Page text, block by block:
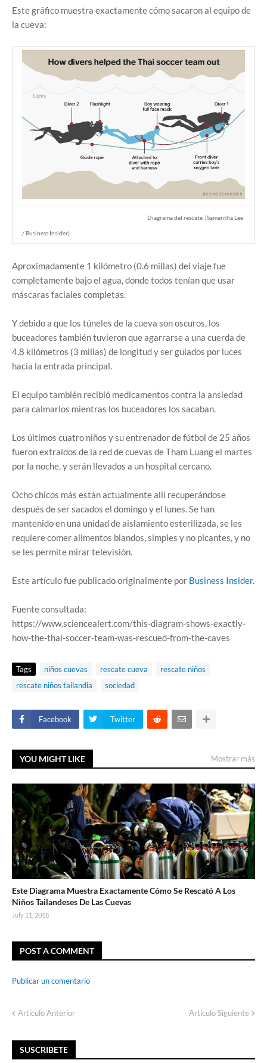
Este gráfico muestra exactamente cómo sacaron al equipo de
la cueva:
Diagrama del rescate (Samantha Lee
/ Business Insider)
Aproximadamente 1 kilómetro (0.6 millas) del viaje fue
completamente bajo el agua, donde todos tenían que usar
máscaras faciales completas.
Y debido a que los túneles de la cueva son oscuros, los
buceadores también tuvieron que agarrarse a una cuerda de
4,8 kilómetros (3 millas) de longitud y ser guiados por luces
hacia la entrada principal.
El equipo también recibió medicamentos contra la ansiedad
para calmarlos mientras los buceadores los sacaban.
Los últimos cuatro niños y su entrenador de fútbol de 25 años
fueron extraídos de la red de cuevas de Tham Luang el martes
por la noche, y serán llevados a un hospital cercano.
Ocho chicos más están actualmente allí recuperándose
después de ser sacados el domingo y el lunes. Se han
mantenido en una unidad de aislamiento esterilizada, se les
requiere comer alimentos blandos, simples y no picantes, y no
se les permite mirar televisión.
Este artículo fue publicado originalmente por Business Insider.
Fuente consultada:
https://www.sciencealert.com/this-diagram-shows-exactly-
how-the-thai-soccer-team-was-rescued-from-the-caves
Tags niños cuevas rescate cueva
rescate niños
rescate niños tailandia
sociedad
Facebook Twitter
YOU MIGHT LIKE Mostrar más
Este Diagrama Muestra Exactamente Cómo Se Rescató A Los
Niños Tailandeses De Las Cuevas
July 11, 2018
POST A COMMENT
Publicar un comentario
Artículo Anterior Artículo Siguiente
SUSCRIBETE